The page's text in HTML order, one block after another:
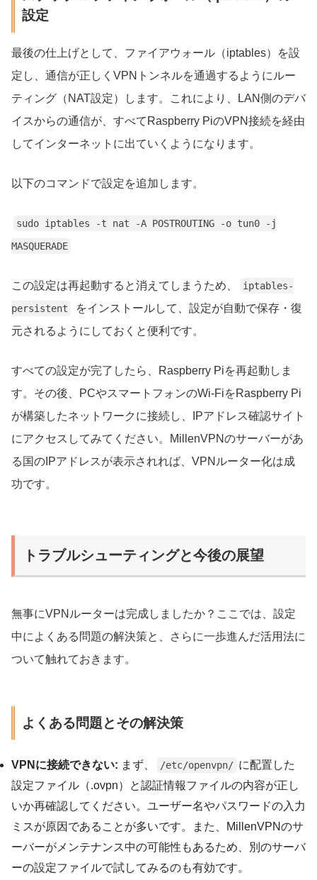
設定
最後の仕上げとして、ファイアウォール（iptables）を設
定し、通信が正しくVPNトンネルを通過するようにルー
ティング（NAT設定）します。これにより、LAN側のデバ
イスからの通信が、すべてRaspberry PiのVPN接続を経由
してインターネットに出ていくようになります。
以下のコマンドで設定を追加します。
sudo iptables -t nat -A POSTROUTING -o tun0 -j
MASQUERADE
この設定は再起動すると消えてしまうため、
iptables-
persistent
をインストールして、設定が自動で保存・復
元されるようにしておくと便利です。
すべての設定が完了したら、Raspberry Piを再起動しま
す。その後、PCやスマートフォンのWi-FiをRaspberry Pi
が構築したネットワークに接続し、IPアドレス確認サイト
にアクセスしてみてください。MillenVPNのサーバーがあ
る国のIPアドレスが表示されれば、VPNルーター化は成
功です。
トラブルシューティングと今後の展望
無事にVPNルーターは完成しましたか？ここでは、設定
中によくある問題の解決策と、さらに一歩進んだ活用法に
ついて触れておきます。
よくある問題とその解決策
VPNに接続できない: まず、 /etc/openvpn/ に配置した
設定ファイル（.ovpn）と認証情報ファイルの内容が正し
いか再確認してください。ユーザー名やパスワードの入力
ミスが原因であることが多いです。また、MillenVPNのサ
ーバーがメンテナンス中の可能性もあるため、別のサーバ
ーの設定ファイルで試してみるのも有効です。